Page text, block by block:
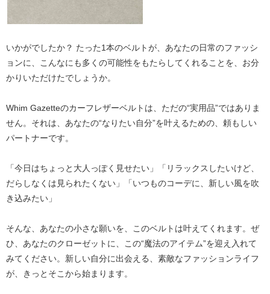
いかがでしたか？ たった1本のベルトが、あなたの日常のファッシ
ョンに、こんなにも多くの可能性をもたらしてくれることを、お分
かりいただけたでしょうか。
Whim Gazetteのカーフレザーベルト は、ただの“実用品”ではありま
せん。それは、あなたの“なりたい自分”を叶えるための、頼もしい
パートナーです。
「今日はちょっと大人っぽく見せたい」「リラックスしたいけど、
だらしなくは見られたくない」「いつものコーデに、新しい風を吹
き込みたい」
そんな、あなたの小さな願いを、このベルトは叶えてくれます。ぜ
ひ、あなたのクローゼットに、この“魔法のアイテム”を迎え入れて
みてください。新しい自分に出会える、素敵なファッションライフ
が、きっとそこから始まります。